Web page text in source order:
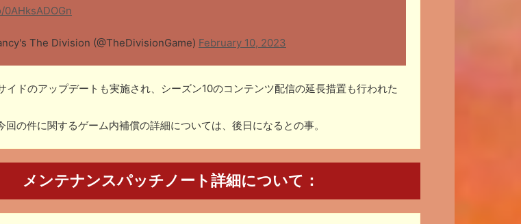
The Division (@TheDivisionGame) February 10, 2023
イドのアップデートも実施され、シーズン10のコンテンツ配信の延長措置も行われた
回の件に関するゲーム内補償の詳細については、後日になるとの事。
メンテナンスパッチノート詳細について：